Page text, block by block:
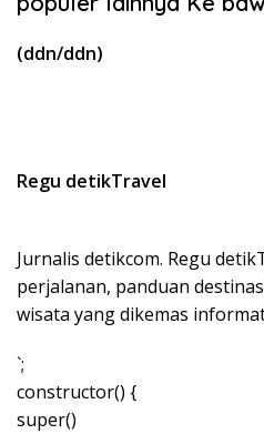
(ddn/ddn)
Regu detikTravel
Jurnalis detikcom. Regu
perjalanan, panduan
wisata yang dikemas
`;
constructor() {
super()